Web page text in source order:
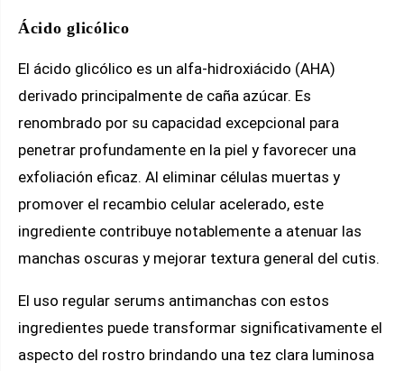
Ácido glicólico
El ácido glicólico es un alfa-hidroxiácido (AHA)
derivado principalmente de caña azúcar. Es
renombrado por su capacidad excepcional para
penetrar profundamente en la piel y favorecer una
exfoliación eficaz. Al eliminar células muertas y
promover el recambio celular acelerado, este
ingrediente contribuye notablemente a atenuar las
manchas oscuras y mejorar textura general del cutis.
El uso regular serums antimanchas con estos
ingredientes puede transformar significativamente el
aspecto del rostro brindando una tez clara luminosa